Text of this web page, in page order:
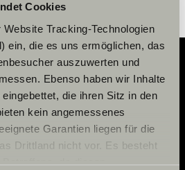
Cookies
Tracking-Technologien
ein, die es uns ermöglichen, das
auszuwerten und
Ebenso haben wir Inhalte
die ihren Sitz in den
kein angemessenes
Garantien liegen für die
Drittland nicht vor. Es besteht
da diesen